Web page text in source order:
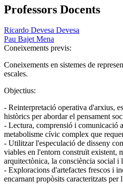
Professors Docents
Ricardo Devesa Devesa
Pau Bajet Mena
Coneixements previs:
Coneixements en sistemes de
escales.
Objectius:
- Reinterpretació operativa d'arxius,
històrics per abordar el pensament
- Lectura, comprensió i comunicació
metabolisme cívic complex que
- Utilitzar l'especulació de disseny
viables en l'entorn construït existent,
arquitectònica, la consciència social i
- Exploracions d'artefactes frescos i
encarnant propòsits caracteritzats per